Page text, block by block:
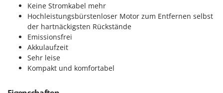
Mehrzweck-Sauggeräte
Minibacköfen
Motorhacken - Gartenfräsen
Motorspritzen
Mulcher für Traktor
FBC
Ferrari Group
Ferroni
Ferrua
FIAC
FIEM
Keine Stromkabel mehr
Hochleistungsbürstenloser Motor zum Entfernen selbst
der hartnäckigsten Rückstände
Emissionsfrei
Akkulaufzeit
Sehr leise
Kompakt und komfortabel